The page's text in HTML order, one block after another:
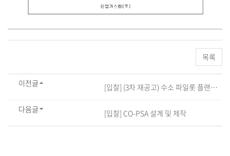
목록
이전글 [입찰] (3차 재공고) 수소 파일롯 플랜트 장치 설치 및 연결 배관/전기케이블 공사
다음글 [입찰] CO-PSA 설계 및 제작